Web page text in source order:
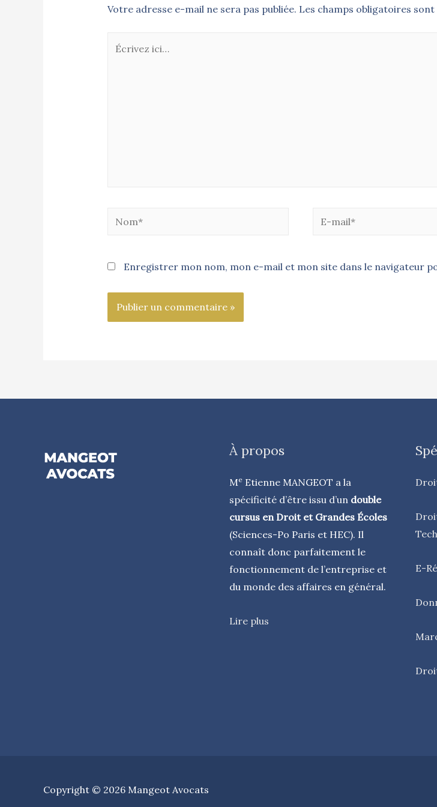
Votre adresse e-mail ne sera pas publiée. Les champs obligatoires sont
Enregistrer mon nom, mon e-mail et mon site dans le navigateur
À propos
Me Etienne MANGEOT a la
spécificité d’être issu d’un double
cursus en Droit et Grandes Écoles
(Sciences-Po Paris et HEC). Il
connaît donc parfaitement le
fonctionnement de l’entreprise et
du monde des affaires en général.
Lire plus
E-
Copyright © 2026 Mangeot Avocats